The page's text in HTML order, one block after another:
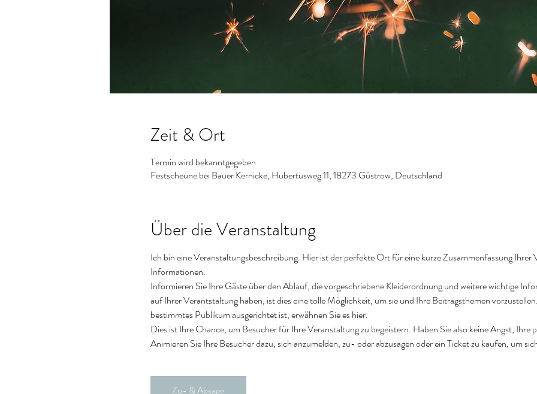
Zeit & Ort
Termin wird bekanntgegeben
Festscheune bei Bauer Kernicke, Hubertusweg 11, 18273 Güstrow, Deutschland
Über die Veranstaltung
Ich bin eine Veranstaltungsbeschreibung. Hier ist der perfekte Ort für eine kurze Zusammenfassung
Informationen.
Informieren Sie Ihre Gäste über den Ablauf, die vorgeschriebene Kleiderordnung und weitere wichtige
auf Ihrer Verantstaltung haben, ist dies eine tolle Möglichkeit, um sie und Ihre Beitragsthemen
bestimmtes Publikum ausgerichtet ist, erwähnen Sie es hier.
Dies ist Ihre Chance, um Besucher für Ihre Veranstaltung zu begeistern. Haben Sie also keine Angst,
Animieren Sie Ihre Besucher dazu, sich anzumelden, zu- oder abzusagen oder ein Ticket zu kaufen, um
Zu- & Absage